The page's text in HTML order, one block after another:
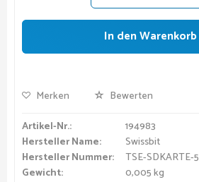
In denWarenkorb
Merken
Bewerten
Artikel-Nr.:
194983
Hersteller Name:
Swissbit
Hersteller Nummer:
TSE-SDKARTE-5
Gewicht:
0,005 kg